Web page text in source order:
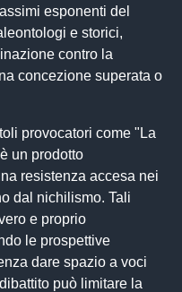
esponenti del
e storici,
contro la
concezione superata o
provocatori come "La
un prodotto
resistenza accesa nei
dal nichilismo. Tali
e proprio
le prospettive
dare spazio a voci
può limitare la